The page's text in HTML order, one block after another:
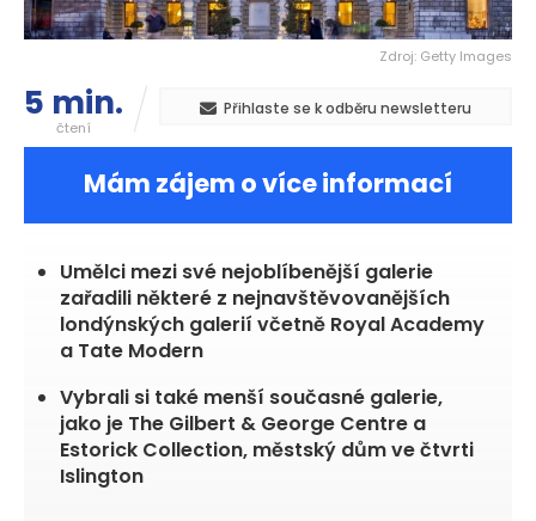
Zdroj: Getty Images
5 min.
čtení
Přihlaste se k odběru newsletteru
Mám zájem o více informací
Umělci mezi své nejoblíbenější galerie
zařadili některé z nejnavštěvovanějších
londýnských galerií včetně Royal Academy
a Tate Modern
Vybrali si také menší současné galerie,
jako je The Gilbert & George Centre a
Estorick Collection, městský dům ve čtvrti
Islington